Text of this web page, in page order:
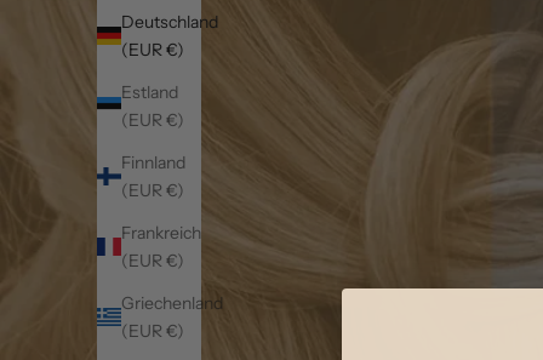
Deutschland
(EUR €)
Estland
(EUR €)
Finnland
(EUR €)
Frankreich
(EUR €)
Griechenland
(EUR €)